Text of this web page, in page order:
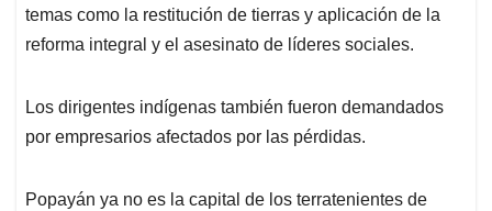
temas como la restitución de tierras y aplicación de la
reforma integral y el asesinato de líderes sociales.
Los dirigentes indígenas también fueron demandados
por empresarios afectados por las pérdidas.
Popayán ya no es la capital de los terratenientes de